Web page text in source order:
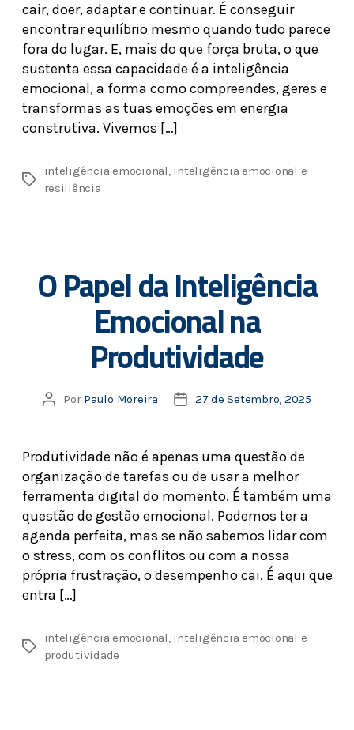
cair, doer, adaptar e continuar. É conseguir
encontrar equilíbrio mesmo quando tudo parece
fora do lugar. E, mais do que força bruta, o que
sustenta essa capacidade é a inteligência
emocional, a forma como compreendes, geres e
transformas as tuas emoções em energia
construtiva. Vivemos […]
inteligência emocional, inteligência emocional e
resiliência
O Papel da Inteligência
Emocional na
Produtividade
Por Paulo Moreira 27 de Setembro, 2025
Produtividade não é apenas uma questão de
organização de tarefas ou de usar a melhor
ferramenta digital do momento. É também uma
questão de gestão emocional. Podemos ter a
agenda perfeita, mas se não sabemos lidar com
o stress, com os conflitos ou com a nossa
própria frustração, o desempenho cai. É aqui que
entra […]
inteligência emocional, inteligência emocional e
produtividade